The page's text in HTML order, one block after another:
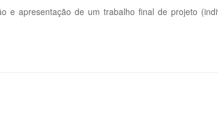
e apresentação de um trabalho final de projeto